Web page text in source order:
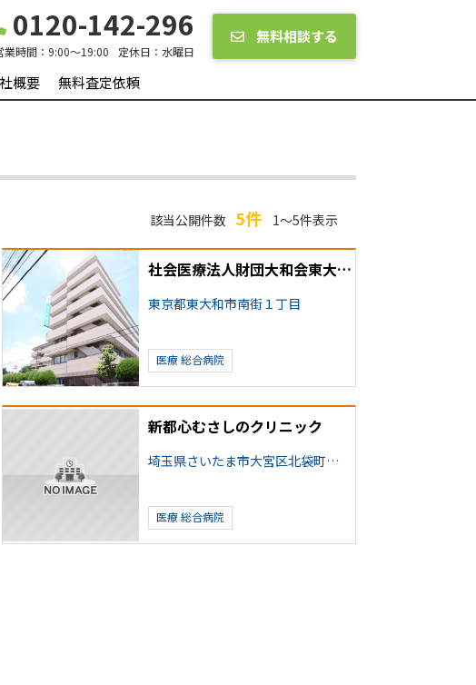
0120-142-296
業時間： 9:00～19:00 定休日： 水曜日
無料相談する
概要 無料査定依頼
該当公開件数 5件 1～5件表示
社会医療法人財団大和会東大和病院
東京都東大和市南街１丁目
医療総合病院
新都心むさしのクリニック
埼玉県さいたま市大宮区北袋町２丁目
医療総合病院